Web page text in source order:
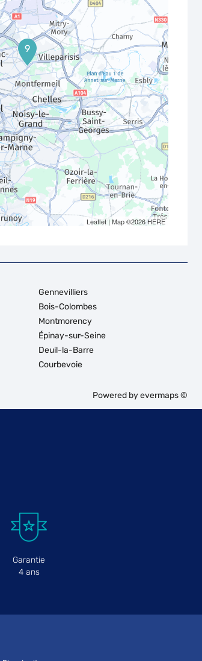
9
Leaflet| Map ©2026HERE
Gennevilliers
Bois-Colombes
Montmorency
Épinay-sur-Seine
Deuil-la-Barre
Courbevoie
Powered byevermaps ©
Garantie
4 ans